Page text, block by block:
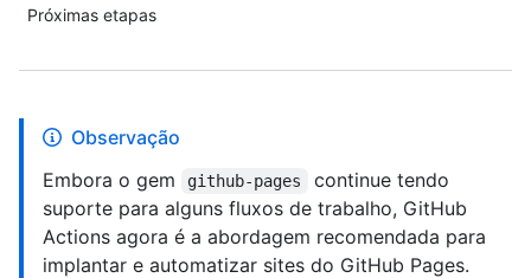
Próximas etapas
Observação
Embora o gem
github-pages
continue tendo
suporte para alguns fluxos de trabalho, GitHub
Actions agora é a abordagem recomendada para
implantar e automatizar sites do GitHub Pages.